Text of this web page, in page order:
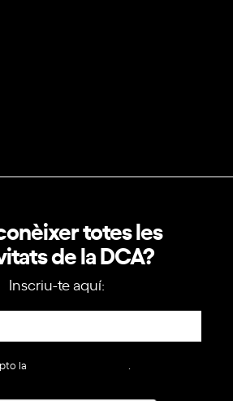
totes les
de la DCA?
Inscriu-te aquí:
la